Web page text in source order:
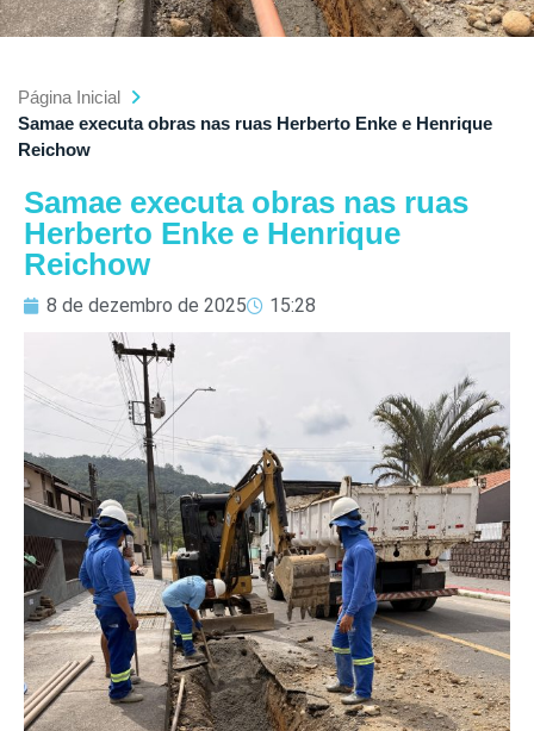
Página Inicial
Samae executa obras nas ruas Herberto Enke e Henrique
Reichow
Samae executa obras nas ruas
Herberto Enke e Henrique
Reichow
8 de dezembro de 2025 15:28